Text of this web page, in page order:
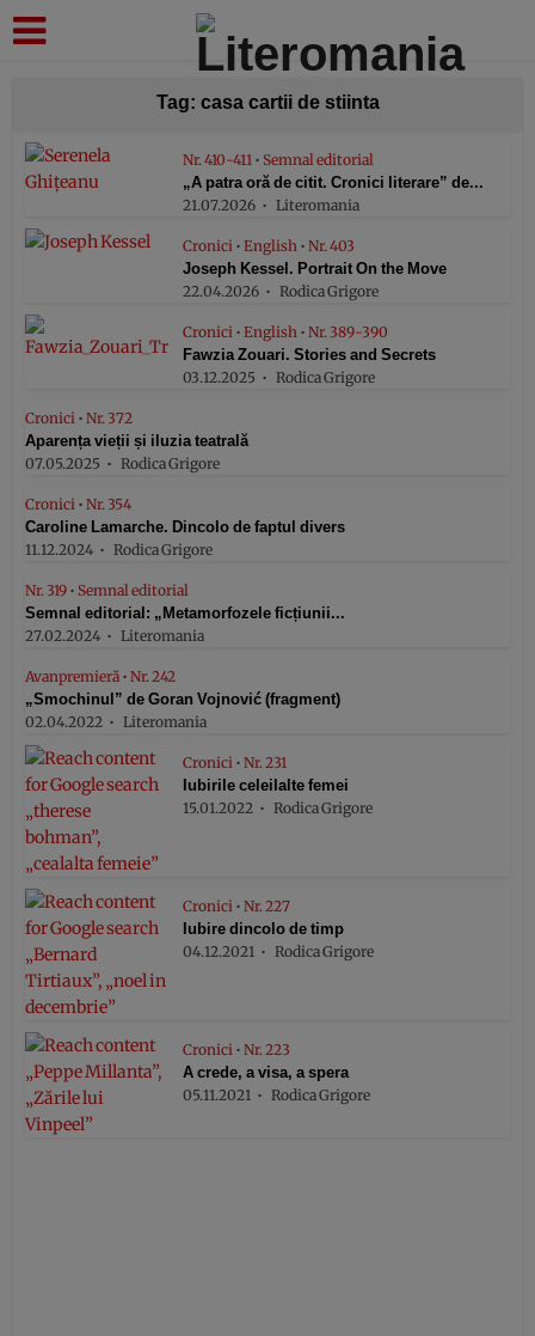
Tag: casa cartii de stiinta
Nr. 410-411 • Semnal editorial
„A patra oră de citit. Cronici literare” de...
21.07.2026
Literomania
Cronici • English • Nr. 403
Joseph Kessel. Portrait On the Move
22.04.2026
Rodica Grigore
Cronici • English • Nr. 389-390
Fawzia Zouari. Stories and Secrets
03.12.2025
Rodica Grigore
Cronici • Nr. 372
Aparența vieții și iluzia teatrală
07.05.2025
Rodica Grigore
Cronici • Nr. 354
Caroline Lamarche. Dincolo de faptul divers
11.12.2024
Rodica Grigore
Nr. 319 • Semnal editorial
Semnal editorial: „Metamorfozele ficțiunii...
27.02.2024
Literomania
Avanpremieră • Nr. 242
„Smochinul” de Goran Vojnović (fragment)
02.04.2022
Literomania
Cronici • Nr. 231
Iubirile celeilalte femei
15.01.2022
Rodica Grigore
Cronici • Nr. 227
Iubire dincolo de timp
04.12.2021
Rodica Grigore
Cronici • Nr. 223
A crede, a visa, a spera
05.11.2021
Rodica Grigore